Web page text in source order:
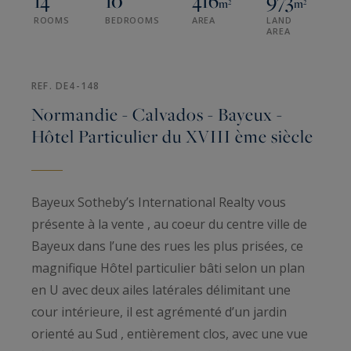
ROOMS BEDROOMS AREA
LAND
AREA
REF. DE4-148
Normandie - Calvados - Bayeux -
Hôtel Particulier du XVIII ème siècle
Bayeux Sotheby’s International Realty vous
présente à la vente , au coeur du centre ville de
Bayeux dans l’une des rues les plus prisées, ce
magnifique Hôtel particulier bâti selon un plan
en U avec deux ailes latérales délimitant une
cour intérieure, il est agrémenté d’un jardin
orienté au Sud , entièrement clos, avec une vue